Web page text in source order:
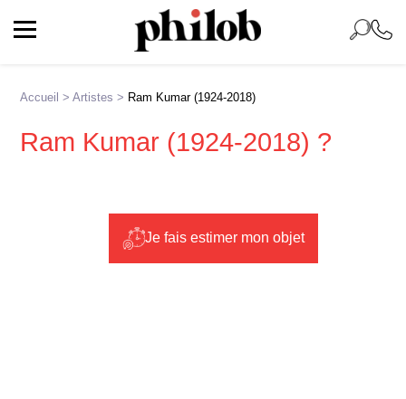
Accueil >Artistes > Ram Kumar (1924-2018)
Ram Kumar (1924-2018) ?
Je fais estimer mon objet